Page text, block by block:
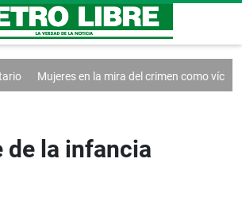
Mujeres en la mira del crimen como víctimas y
de la infancia